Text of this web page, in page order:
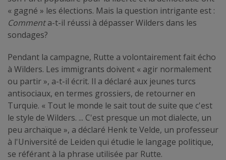
« gagné » les élections. Mais la question intrigante est :
Commenta-t-il réussi à dépasser Wilders dans les
sondages?
Pendant la campagne, Rutte a volontairement fait écho
à Wilders. Les immigrants doivent « agir normalement
ou partir », a-t-il écrit. Il a déclaré aux jeunes turcs
antisociaux, en termes grossiers, de retourner en
Turquie. « Tout le monde le sait tout de suite que c'est
le style de Wilders. ... C'est presque un mot dialecte, un
peu archaïque », a déclaré Henk te Velde, un professeur
à l'Université de Leiden qui étudie le langage politique,
se référant à la phrase utilisée par Rutte.